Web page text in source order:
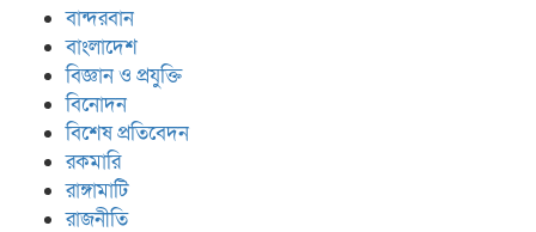
বান্দরবান
বাংলাদেশ
বিজ্ঞান ও প্রযুক্তি
বিনোদন
বিশেষ প্রতিবেদন
রকমারি
রাঙ্গামাটি
রাজনীতি